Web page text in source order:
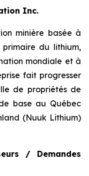
Inc.
minière basée à
primaire du lithium,
mondiale et à
fait progresser
de propriétés de
base au Québec
(Nuuk Lithium)
/ Demandes